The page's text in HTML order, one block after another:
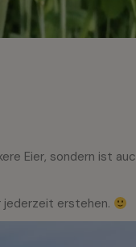
Eier, sondern ist
jederzeit erstehen.